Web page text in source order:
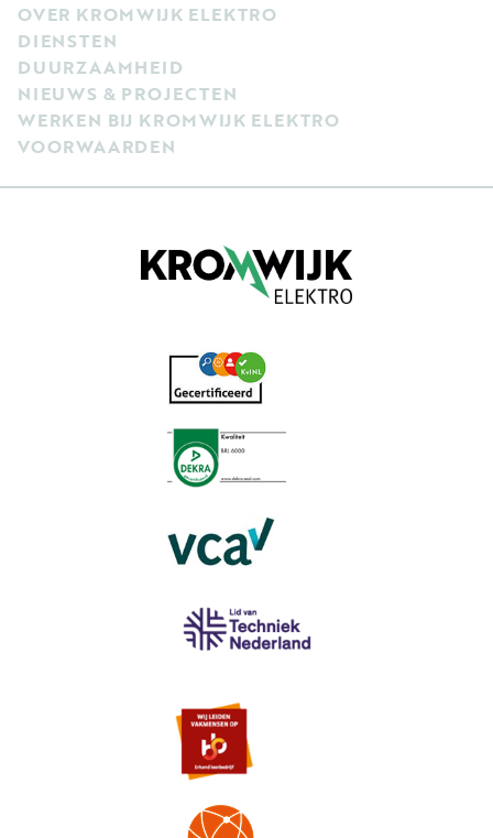
OVER KROMWIJK ELEKTRO
DIENSTEN
DUURZAAMHEID
NIEUWS & PROJECTEN
WERKEN BIJ KROMWIJK ELEKTRO
VOORWAARDEN